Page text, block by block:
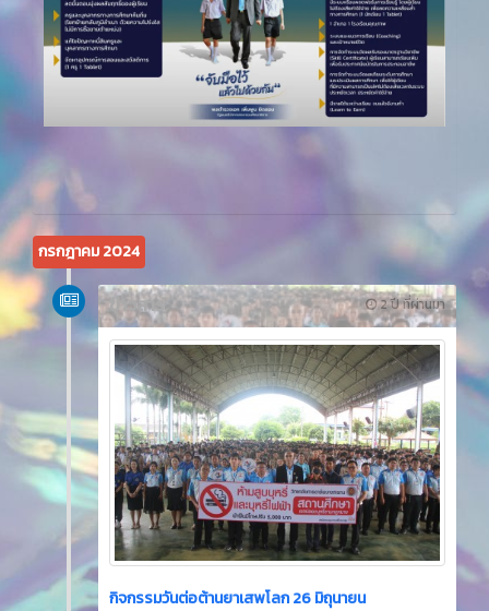
กรกฎาคม 2024
2 ปี ที่ผ่านมา
ข่าวสาร
กิจกรรมวันต่อต้านยาเสพโลก 26 มิถุนายน